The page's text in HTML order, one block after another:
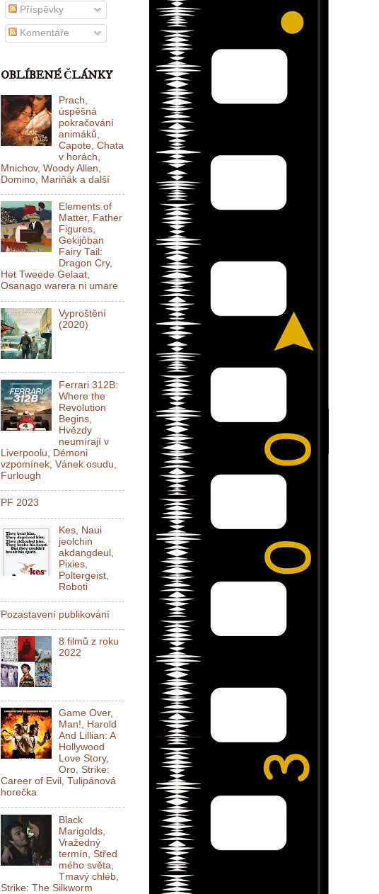
Příspěvky
Komentáře
OBLÍBENÉ ČLÁNKY
Prach,
úspěšná
pokračování
animáků,
Capote, Chata
v horách,
Mnichov, Woody Allen,
Domino, Mariňák a další
Elements of
Matter, Father
Figures,
Gekijôban
Fairy Tail:
Dragon Cry,
Het Tweede Gelaat,
Osanago warera ni umare
Vyproštění
(2020)
Ferrari 312B:
Where the
Revolution
Begins,
Hvězdy
neumírají v
Liverpoolu, Démoni
vzpomínek, Vánek osudu,
Furlough
PF 2023
Kes, Naui
jeolchin
akdangdeul,
Pixies,
Poltergeist,
Roboti
Pozastavení publikování
8 filmů z roku
2022
Game Over,
Man!, Harold
And Lillian: A
Hollywood
Love Story,
Oro, Strike:
Career of Evil, Tulipánová
horečka
Black
Marigolds,
Vražedný
termín, Střed
mého světa,
Tmavý chléb,
Strike: The Silkworm